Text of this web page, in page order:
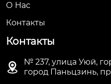
О Hас
Контакты
Контакты

№ 237, улица Уюй,
город Паньцзинь,